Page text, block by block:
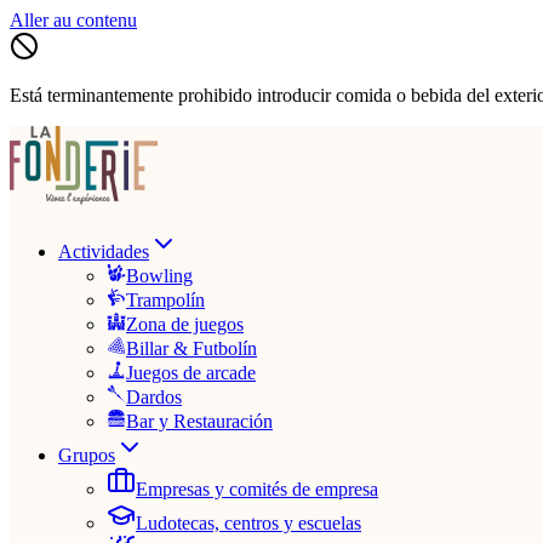
Aller au contenu
Está terminantemente prohibido introducir comida o bebida del
Actividades
Bowling
Trampolín
Zona de juegos
Billar & Futbolín
Juegos de arcade
Dardos
Bar y Restauración
Grupos
Empresas y comités de empresa
Ludotecas, centros y escuelas